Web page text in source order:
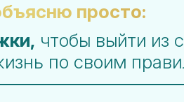
просто:
чтобы выйти из
по своим